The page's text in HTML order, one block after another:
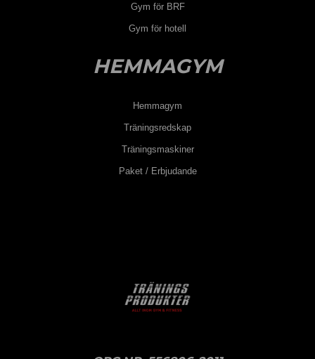
Gym för BRF
Gym för hotell
HEMMAGYM
Hemmagym
Träningsredskap
Träningsmaskiner
Paket / Erbjudande